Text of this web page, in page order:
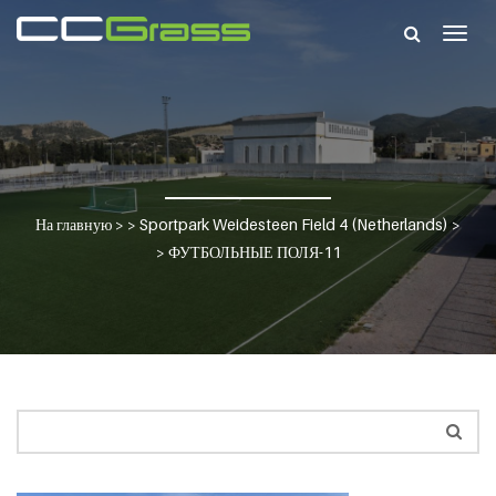
На главную > > Sportpark Weidesteen Field 4 (Netherlands) >
> ФУТБОЛЬНЫЕ ПОЛЯ-11